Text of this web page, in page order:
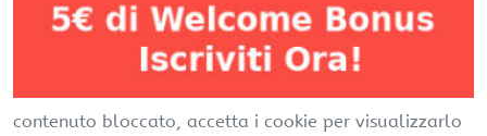
contenuto bloccato, accetta i cookie per visualizzarlo